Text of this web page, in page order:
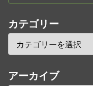
カテゴリー
アーカイブ